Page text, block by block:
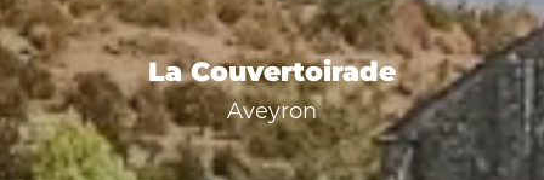
La Couvertoirade
Aveyron